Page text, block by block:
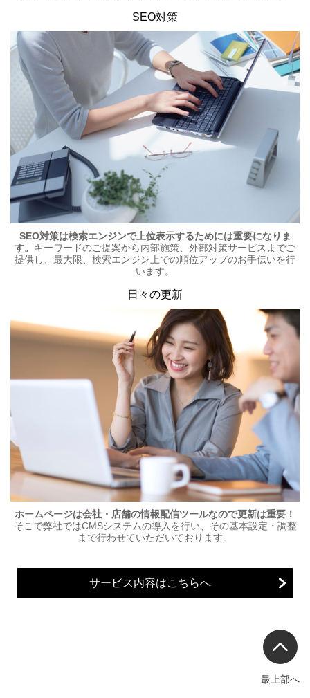
SEO対策
SEO対策は検索エンジンで上位表示するためには重要になりま
す。 キーワードのご提案から内部施策、外部対策サービスまでご
提供し、最大限、検索エンジン上での順位アップのお手伝いを行
います。
日々の更新
ホームページは会社・店舗の情報配信ツールなので更新は重要！
そこで弊社ではCMSシステムの導入を行い、その基本設定・調整
まで行わせていただいております。
サービス内容はこちらへ
最上部へ